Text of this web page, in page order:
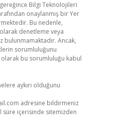
gereğince Bilgi Teknolojileri
onaylanmış bir Yer
Bu nedenle,
denetleme veya
bulunmamaktadır. Ancak,
sorumluluğunu
bu sorumluluğu kabul
aykırı olduğunu
adresine bildirmeniz
süre içerisinde sitemizden